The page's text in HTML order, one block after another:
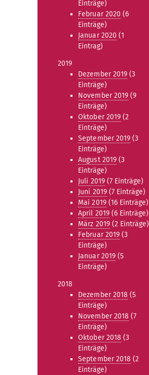
Einträge)
Februar 2020 (6
Einträge)
Januar 2020 (1
Eintrag)
2019
Dezember 2019 (3
Einträge)
November 2019 (9
Einträge)
Oktober 2019 (2
Einträge)
September 2019 (3
Einträge)
August 2019 (3
Einträge)
Juli 2019(7 Einträge)
Juni 2019(7 Einträge)
Mai 2019(16 Einträge)
April 2019 (6 Einträge)
März 2019(2 Einträge)
Februar 2019 (3
Einträge)
Januar 2019 (5
Einträge)
2018
Dezember 2018 (5
Einträge)
November 2018 (7
Einträge)
Oktober 2018 (3
Einträge)
September 2018 (2
Einträge)